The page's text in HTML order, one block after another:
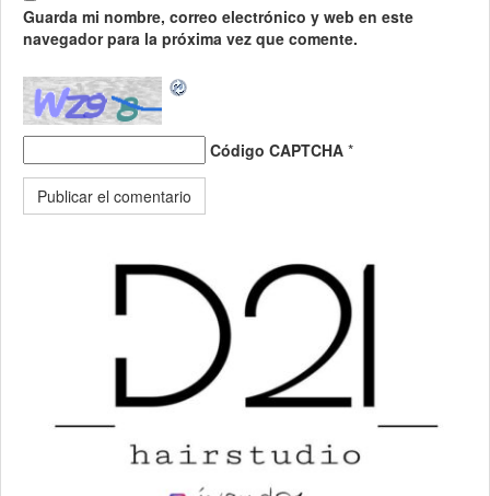
Guarda mi nombre, correo electrónico y web en este
navegador para la próxima vez que comente.
Código CAPTCHA *